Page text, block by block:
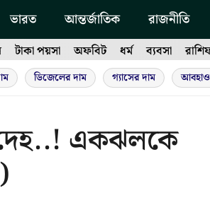
ভারত আন্তর্জাতিক রাজনীতি
টাকা পয়সা অফবিট ধর্ম ব্যবসা
ডিজেলের দাম গ্যাসের দাম
দেহ..! একঝলকে